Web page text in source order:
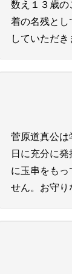
数え１３歳の
着の名残とし
していただき
菅原道真公は
日に充分に
に玉串をも
せん。お守り